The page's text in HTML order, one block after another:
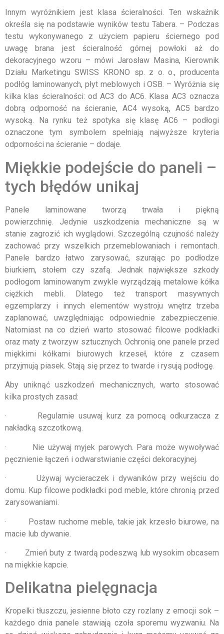
Innym wyróżnikiem jest klasa ścieralności. Ten wskaźnik
określa się na podstawie wyników testu Tabera. – Podczas
testu wykonywanego z użyciem papieru ściernego pod
uwagę brana jest ścieralność górnej powłoki aż do
dekoracyjnego wzoru – mówi Jarosław Masina, Kierownik
Działu Marketingu SWISS KRONO sp. z o. o., producenta
podłóg laminowanych, płyt meblowych i OSB. – Wyróżnia się
kilka klas ścieralności: od AC3 do AC6. Klasa AC3 oznacza
dobrą odporność na ścieranie, AC4 wysoką, AC5 bardzo
wysoką. Na rynku też spotyka się klasę AC6 – podłogi
oznaczone tym symbolem spełniają najwyższe kryteria
odporności na ścieranie – dodaje.
Miękkie podejście do paneli –
tych błędów unikaj
Panele laminowane tworzą trwała i piękną
powierzchnię. Jedynie uszkodzenia mechaniczne są w
stanie zagrozić ich wyglądowi. Szczególną czujność należy
zachować przy wszelkich przemeblowaniach i remontach.
Panele bardzo łatwo zarysować, szurając po podłodze
biurkiem, stołem czy szafą. Jednak największe szkody
podłogom laminowanym zwykle wyrządzają metalowe kółka
ciężkich mebli. Dlatego też transport masywnych
egzemplarzy i innych elementów wystroju wnętrz trzeba
zaplanować, uwzględniając odpowiednie zabezpieczenie.
Natomiast na co dzień warto stosować filcowe podkładki
oraz maty z tworzyw sztucznych. Ochronią one panele przed
miękkimi kółkami biurowych krzeseł, które z czasem
przyjmują piasek. Stają się przez to twarde i rysują podłogę.
Aby uniknąć uszkodzeń mechanicznych, warto stosować
kilka prostych zasad:
· Regularnie usuwaj kurz za pomocą odkurzacza z
nakładką szczotkową.
· Nie używaj myjek parowych. Para może wywoływać
pęcznienie łączeń i odwarstwianie części dekoracyjnej.
· Używaj wycieraczek i dywaników przy wejściu do
domu. Kup filcowe podkładki pod meble, które chronią przed
zarysowaniami.
· Postaw ruchome meble, takie jak krzesło biurowe, na
macie lub dywanie.
· Zmień buty z twardą podeszwą lub wysokim obcasem
na miękkie kapcie.
Delikatna pielęgnacja
Kropelki tłuszczu, jesienne błoto czy rozlany z emocji sok –
każdego dnia panele stawiają czoła sporemu wyzwaniu. Na